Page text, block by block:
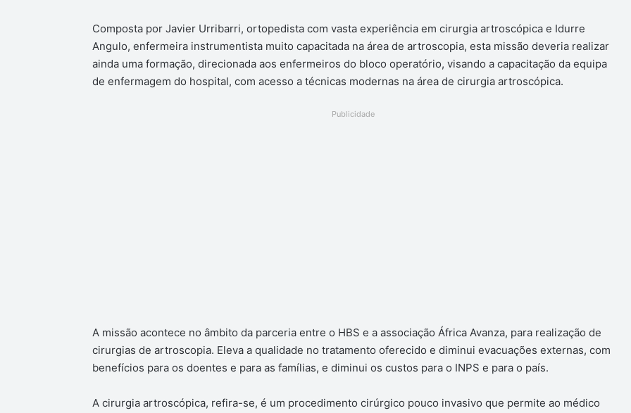
Composta por Javier Urribarri, ortopedista com vasta experiência em cirurgia artroscópica e Idurre
Angulo, enfermeira instrumentista muito capacitada na área de artroscopia, esta missão deveria realizar
ainda uma formação, direcionada aos enfermeiros do bloco operatório, visando a capacitação da equipa
de enfermagem do hospital, com acesso a técnicas modernas na área de cirurgia artroscópica.
Publicidade
A missão acontece no âmbito da parceria entre o HBS e a associação África Avanza, para realização de
cirurgias de artroscopia. Eleva a qualidade no tratamento oferecido e diminui evacuações externas, com
benefícios para os doentes e para as famílias, e diminui os custos para o INPS e para o país.
A cirurgia artroscópica, refira-se, é um procedimento cirúrgico pouco invasivo que permite ao médico